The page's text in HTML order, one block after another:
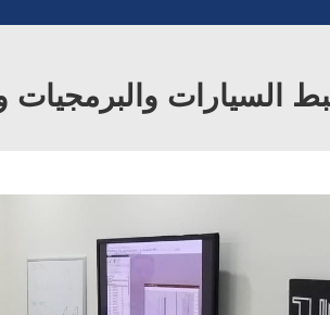
السيارات